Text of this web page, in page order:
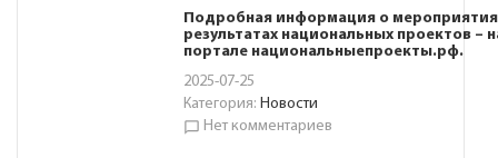
Подробная информация о
результатах национальных проектов –
портале национальныепроекты.рф.
2025-07-25
Категория: Новости
chat_bubble_outline Нет комментариев